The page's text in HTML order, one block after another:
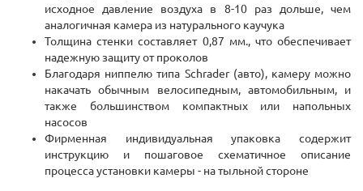
исходное давление воздуха в 8-10 раз дольше, чем
аналогичная камера из натурального каучука
Толщина стенки составляет 0,87 мм., что обеспечивает
надежную защиту от проколов
Благодаря ниппелю типа Schrader(авто), камеру можно
накачать обычным велосипедным, автомобильным, и
также большинством компактных или напольных
насосов
Фирменная индивидуальная упаковка содержит
инструкцию и пошаговое схематичное описание
процесса установки камеры - на тыльной стороне